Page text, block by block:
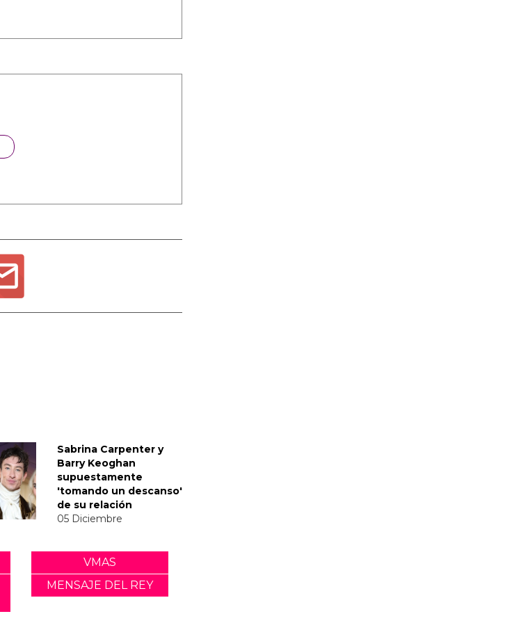
Sabrina Carpenter y
Barry Keoghan
supuestamente
'tomando un descanso'
de su relación
05 Diciembre
VMAS
MENSAJE DEL REY